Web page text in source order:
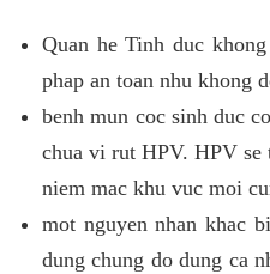
Quan he Tinh duc
phap an toan nhu khong
benh mun coc sinh duc
chua vi rut HPV. HPV se
niem mac khu vuc moi
mot nguyen nhan khac
dung chung do dung ca